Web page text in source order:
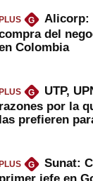
G
Alicorp:
del
Colombia
G
UTP,
razones por la
las prefieren
G
Sunat:
primer jefe en